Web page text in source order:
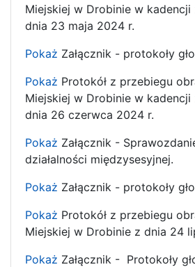
Miejskiej w Drobinie w
dnia 23 maja 2024 r.
Pokaż Załącznik - protokoły
Pokaż Protokół z przebiegu
Miejskiej w Drobinie w
dnia 26 czerwca 2024 r.
Pokaż Załącznik -
działalności międzysesyjnej.
Pokaż Załącznik - protokoły
Pokaż Protokół z przebiegu
Miejskiej w Drobinie z dnia 24
Pokaż Załącznik - Protokoły